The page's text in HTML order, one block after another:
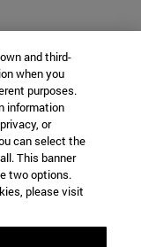
and third-
when you
purposes.
information
or
can select the
This banner
two options.
please visit